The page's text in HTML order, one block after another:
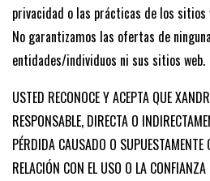
privacidad o las prácticas de los
No garantizamos las ofertas de
entidades/individuos ni sus sitios web.
USTED RECONOCE Y ACEPTA QUE
RESPONSABLE, DIRECTA O
PÉRDIDA CAUSADO O SUPUESTAMENTE
RELACIÓN CON EL USO O LA